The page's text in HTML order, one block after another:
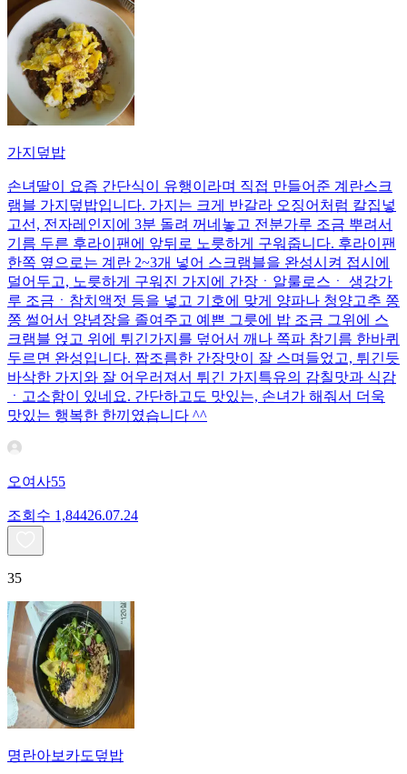
가지덮밥
손녀딸이 요즘 간단식이 유행이라며 직접 만들어준 계란스크
램블 가지덮밥입니다. 가지는 크게 반갈라 오징어처럼 칼집넣
고선, 전자레인지에 3분 돌려 꺼네놓고 전분가루 조금 뿌려서
기름 두른 후라이팬에 앞뒤로 노릇하게 구워줍니다. 후라이팬
한쪽 옆으로는 계란 2~3개 넣어 스크램블을 완성시켜 접시에
덜어두고, 노릇하게 구워진 가지에 간장ㆍ알룰로스ㆍ 생강가
루 조금ㆍ참치액젓 등을 넣고 기호에 맞게 양파나 청양고추 쫑
쫑 썰어서 양념장을 졸여주고 예쁜 그릇에 밥 조금 그위에 스
크램블 얹고 위에 튀긴가지를 덮어서 깨나 쪽파 참기름 한바퀴
두르면 완성입니다. 짭조름한 간장맛이 잘 스며들었고, 튀긴듯
바삭한 가지와 잘 어우러져서 튀긴 가지특유의 감칠맛과 식감
ㆍ고소함이 있네요. 간단하고도 맛있는, 손녀가 해줘서 더욱
맛있는 행복한 한끼였습니다 ^^
오여사55
조회수 1,84426.07.24
35
명란아보카도덮밥